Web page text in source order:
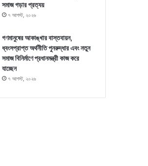
সমাজ গড়ার প্রত্যয়
৭ আগস্ট, ২০২৬
গণমানুষের আকাঙ্খার বাস্তবায়ন,
ধ্বংসপ্রাপ্ত অর্থনীতি পুনরুদ্ধার এবং নতুন
সমাজ বিনির্মাণে প্রধানমন্ত্রী কাজ করে
যাচ্ছেন
৭ আগস্ট, ২০২৬